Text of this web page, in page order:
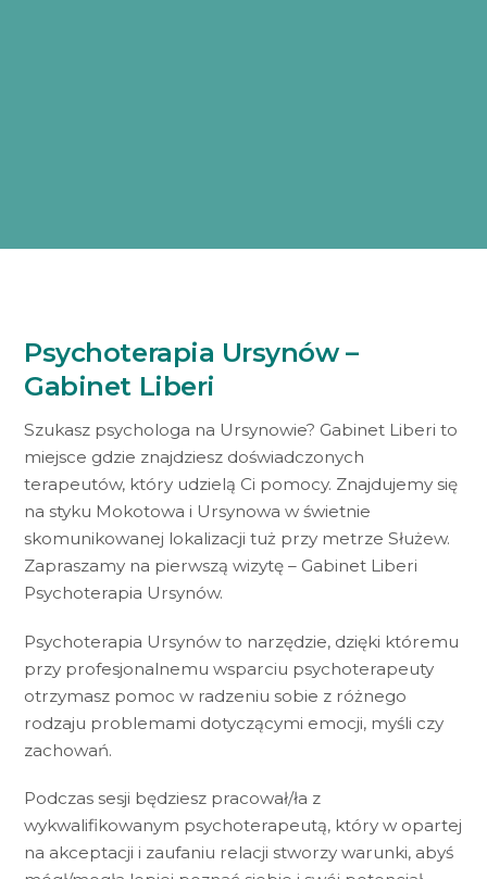
Psychoterapia Ursynów –
Gabinet Liberi
Szukasz psychologa na Ursynowie? Gabinet Liberi to
miejsce gdzie znajdziesz doświadczonych
terapeutów, który udzielą Ci pomocy. Znajdujemy się
na styku Mokotowa i Ursynowa w świetnie
skomunikowanej lokalizacji tuż przy metrze Służew.
Zapraszamy na pierwszą wizytę – Gabinet Liberi
Psychoterapia Ursynów.
Psychoterapia Ursynów to narzędzie, dzięki któremu
przy profesjonalnemu wsparciu psychoterapeuty
otrzymasz pomoc w radzeniu sobie z różnego
rodzaju problemami dotyczącymi emocji, myśli czy
zachowań.
Podczas sesji będziesz pracował/ła z
wykwalifikowanym psychoterapeutą, który w opartej
na akceptacji i zaufaniu relacji stworzy warunki, abyś